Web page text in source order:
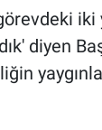
iki
diyen